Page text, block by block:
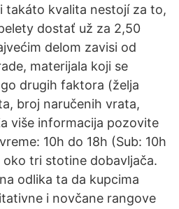
takáto kvalita nestojí za to,
dostať už za 2,50
delom zavisi od
materijala koji se
drugih faktora (želja
broj naručenih vrata,
više informacija pozovite
10h do 18h (Sub: 10h
oko tri stotine dobavljača.
odlika ta da kupcima
i novčane rangove